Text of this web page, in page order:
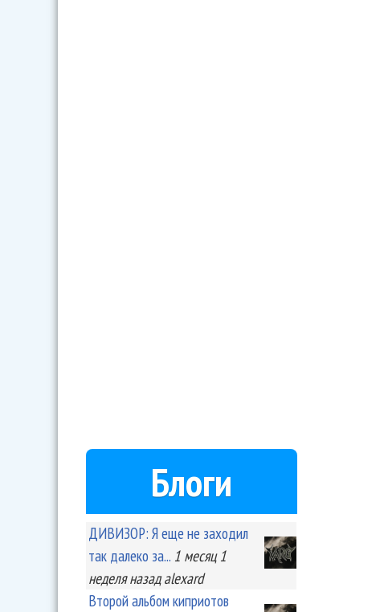
Блоги
ДИВИЗОР: Я еще не заходил
так далеко за... 1 месяц 1
неделяназад alexard
Второй альбом киприотов